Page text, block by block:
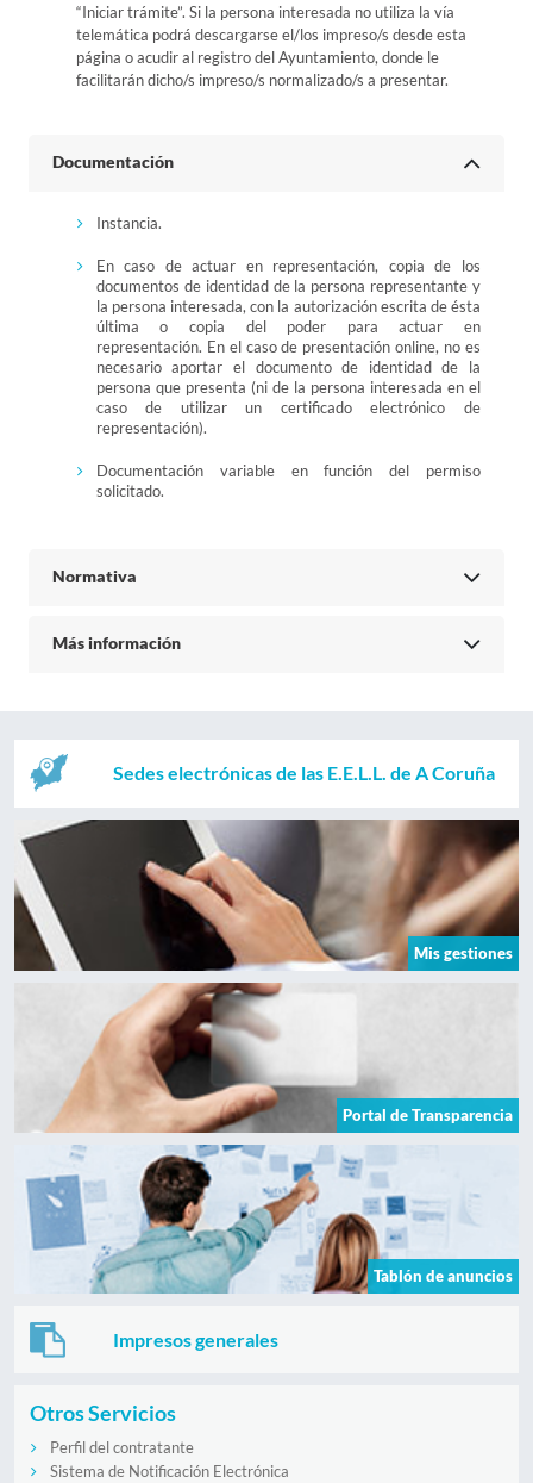
“Iniciar trámite”. Si la persona interesada no utiliza la vía
telemática podrá descargarse el/los impreso/s desde esta
página o acudir al registro del Ayuntamiento, donde le
facilitarán dicho/s impreso/s normalizado/s a presentar.
Documentación
Instancia.
En caso de actuar en representación, copia de los
documentos de identidad de la persona representante y
la persona interesada, con la autorización escrita de ésta
última o copia del poder para actuar en
representación. En el caso de presentación online, no es
necesario aportar el documento de identidad de la
persona que presenta (ni de la persona interesada en el
caso de utilizar un certificado electrónico de
representación).
Documentación variable en función del permiso
solicitado.
Normativa
Más información
Sedes electrónicas de las E.E.L.L. de A Coruña
Mis gestiones
Portal de Transparencia
Tablón de anuncios
Impresos generales
Otros Servicios
Perfil del contratante
Sistema de Notificación Electrónica